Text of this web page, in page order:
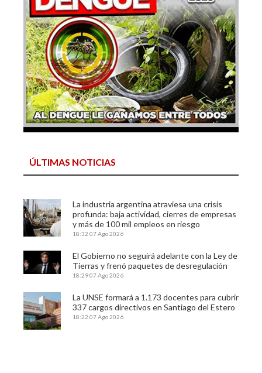
ÚLTIMAS NOTICIAS
La industria argentina atraviesa una crisis
profunda: baja actividad, cierres de empresas
y más de 100 mil empleos en riesgo
18:32 07 Ago 2026
El Gobierno no seguirá adelante con la Ley de
Tierras y frenó paquetes de desregulación
18:2907 Ago 2026
La UNSE formará a 1.173 docentes para cubrir
337 cargos directivos en Santiago del Estero
18:22 07 Ago 2026